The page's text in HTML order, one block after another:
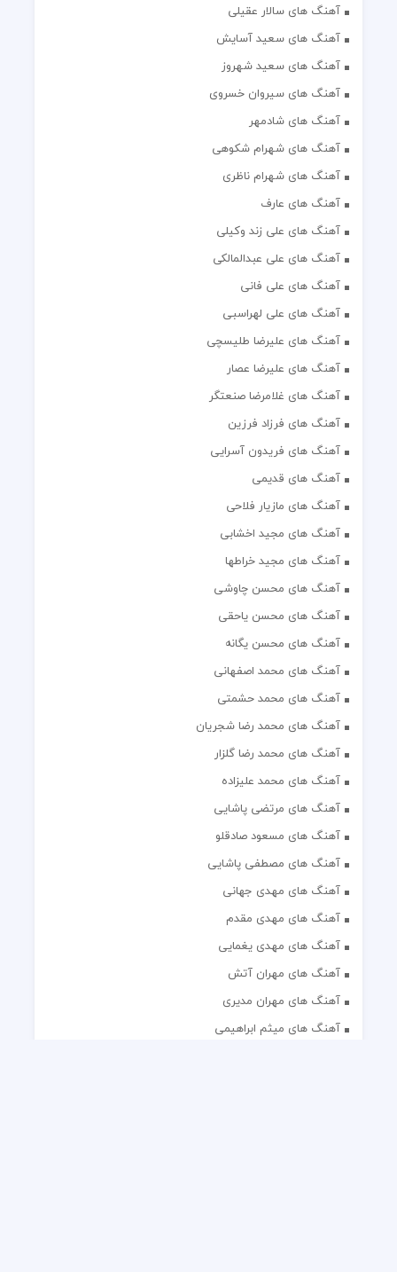
آهنگ های سالار عقیلی
آهنگ های سعید آسایش
آهنگ های سعید شهروز
آهنگ های سیروان خسروی
آهنگ های شادمهر
آهنگ های شهرام شکوهی
آهنگ های شهرام ناظری
آهنگ های عارف
آهنگ های علی زند وکیلی
آهنگ های علی عبدالمالکی
آهنگ های علی فانی
آهنگ های علی لهراسبی
آهنگ های علیرضا طلیسچی
آهنگ های علیرضا عصار
آهنگ های غلامرضا صنعتگر
آهنگ های فرزاد فرزین
آهنگ های فریدون آسرایی
آهنگ های قدیمی
آهنگ های مازیار فلاحی
آهنگ های مجید اخشابی
آهنگ های مجید خراطها
آهنگ های محسن چاوشی
آهنگ های محسن یاحقی
آهنگ های محسن یگانه
آهنگ های محمد اصفهانی
آهنگ های محمد حشمتی
آهنگ های محمد رضا شجریان
آهنگ های محمد رضا گلزار
آهنگ های محمد علیزاده
آهنگ های مرتضی پاشایی
آهنگ های مسعود صادقلو
آهنگ های مصطفی پاشایی
آهنگ های مهدی جهانی
آهنگ های مهدی مقدم
آهنگ های مهدی یغمایی
آهنگ های مهران آتش
آهنگ های مهران مدیری
آهنگ های میثم ابراهیمی